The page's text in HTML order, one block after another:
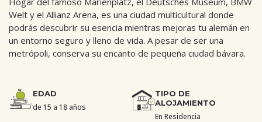
Welt y el Allianz Arena, es una ciudad multicultural donde
podrás descubrir su esencia mientras mejoras tu alemán en
un entorno seguro y lleno de vida. A pesar de ser una
metrópoli, conserva su encanto de pequeña ciudad bávara.
EDAD
de 15 a 18 años
TIPO DE
ALOJAMIENTO
En Residencia